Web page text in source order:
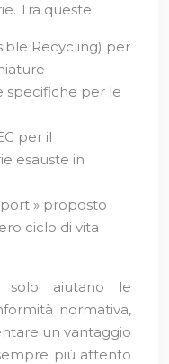
Tra queste:
Recycling) per
specifiche per le
per il
esauste in
» proposto
ciclo di vita
solo aiutano le
normativa,
un vantaggio
più attento